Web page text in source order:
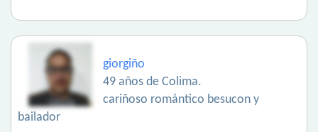
giorgiño
49 años de Colima.
cariñoso romántico besucon y
bailador